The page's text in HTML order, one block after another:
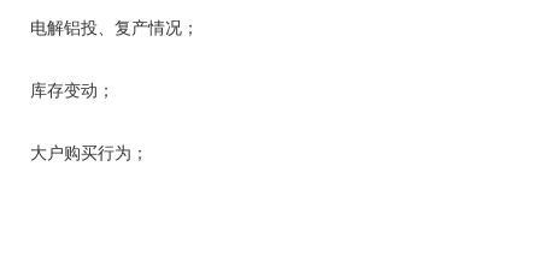
电解铝投、复产情况；
库存变动；
大户购买行为；